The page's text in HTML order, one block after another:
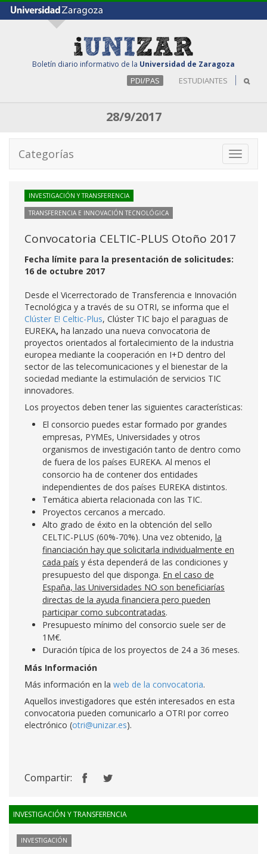
Boletín diario informativo de la Universidad de Zaragoza
PDI/PAS ESTUDIANTES
28/9/2017
Toggle
Categorías
INVESTIGACIÓN Y TRANSFERENCIA
TRANSFERENCIA E INNOVACIÓN TECNOLÓGICA
Convocatoria CELTIC-PLUS Otoño 2017
Fecha límite para la presentación de solicitudes:
16 de octubre 2017
Desde el Vicerrectorado de Transferencia e Innovación
Tecnológica y a través de su OTRI, se informa que el
Clúster E! Celtic-Plus, Clúster TIC bajo el paraguas de
EUREKA, ha lanzado una nueva convocatoria de
proyectos orientados al fortalecimiento de la industria
europea mediante la cooperación en I+D dentro del
sector de las telecomunicaciones y el bienestar de la
sociedad mediante la estimulación de servicios TIC
innovadores.
Los proyectos deben tener las siguientes características:
El consorcio puedes estar formado por grandes
empresas, PYMEs, Universidades y otros
organismos de investigación tanto de dentro como
de fuera de los países EUREKA. Al menos el
consorcio ha de contener dos entidades
independientes de dos países EUREKA distintos.
Temática abierta relacionada con las TIC.
Proyectos cercanos a mercado.
Alto grado de éxito en la obtención del sello
CELTIC-PLUS (60%-70%). Una vez obtenido, la
financiación hay que solicitarla individualmente en
cada país y ésta dependerá de las condiciones y
presupuesto del que disponga. En el caso de
España, las Universidades NO son beneficiarías
directas de la ayuda financiera pero pueden
participar como subcontratadas.
Presupuesto mínimo del consorcio suele ser de
1M€.
Duración típica de los proyectos de 24 a 36 meses.
Más Información
Más información en la web de la convocatoria.
Aquellos investigadores que estén interesados en esta
convocatoria pueden comunicarlo a OTRI por correo
electrónico (otri@unizar.es).
Compartir:
INVESTIGACIÓN Y TRANSFERENCIA
INVESTIGACIÓN